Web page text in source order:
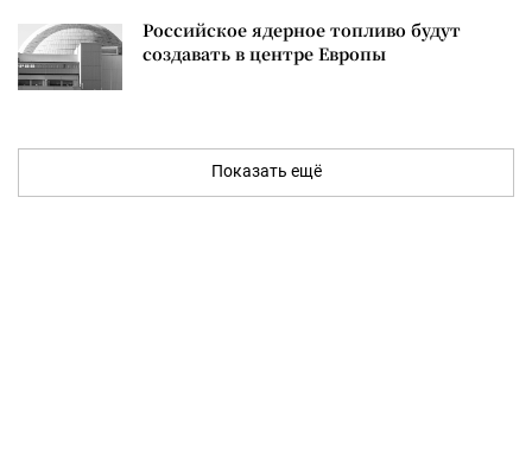
Российское ядерное топливо будут
создавать в центре Европы
Показать ещё